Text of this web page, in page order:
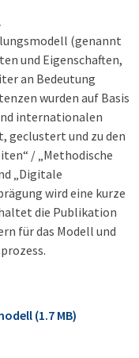
(genannt
und Eigenschaften,
an Bedeutung
wurden auf Basis
internationalen
geclustert und zu den
/ „Methodische
„Digitale
wird eine kurze
die Publikation
für das Modell und
(1.7 MB)